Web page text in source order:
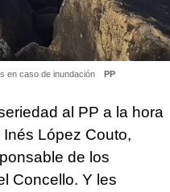
en caso de inundación PP
al PP a la hora
López Couto,
de los
Concello. Y les